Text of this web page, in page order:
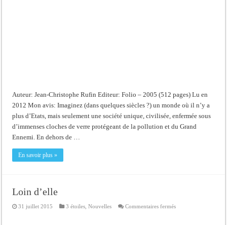
Auteur: Jean-Christophe Rufin Editeur: Folio – 2005 (512 pages) Lu en
2012 Mon avis: Imaginez (dans quelques siècles ?) un monde où il n’y a
plus d’Etats, mais seulement une société unique, civilisée, enfermée sous
d’immenses cloches de verre protégeant de la pollution et du Grand
Ennemi. En dehors de …
En savoir plus »
Loin d’elle
31 juillet 2015 3 étoiles ,Nouvelles Commentaires ferméssur